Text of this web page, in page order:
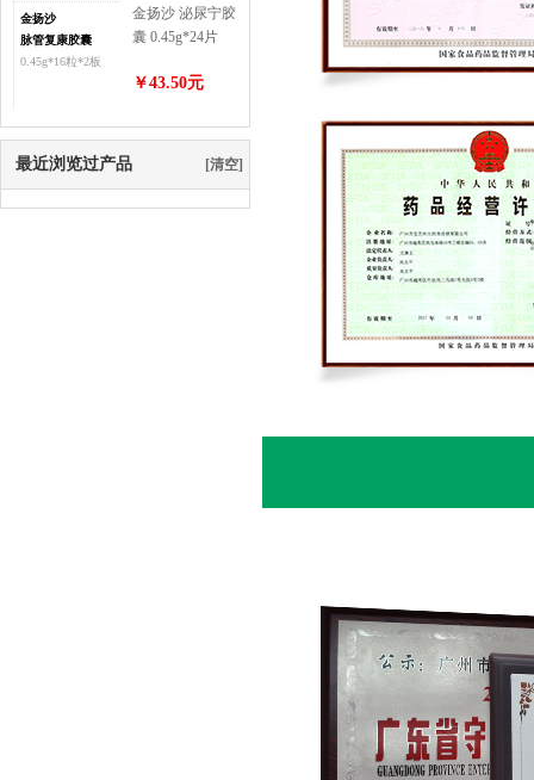
金扬沙
脉管复康胶囊
0.45g*16粒*2板
金扬沙 泌尿宁胶
囊 0.45g*24片
￥43.50元
最近浏览过产品 [清空]